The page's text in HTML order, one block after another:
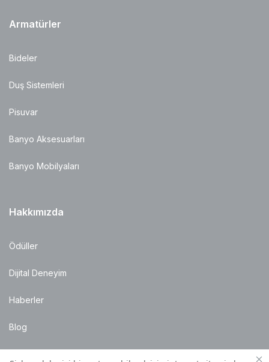
Armatürler
Bideler
Duş Sistemleri
Pisuvar
Banyo Aksesuarları
Banyo Mobilyaları
Hakkımızda
Ödüller
Dijital Deneyim
Haberler
Blog